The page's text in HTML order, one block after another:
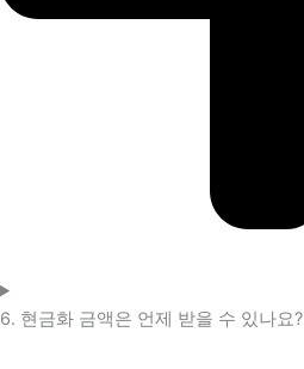
6. 현금화 금액은 언제 받을 수 있나요?